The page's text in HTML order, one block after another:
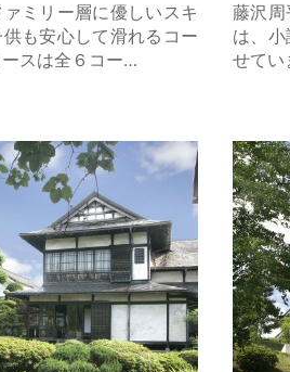
ミリー層に優しいスキ
も安心して滑れるコー
スは全６コー…
藤沢
は、
せて
温泉】蟹仙洞博物館 の
【か
ンティ